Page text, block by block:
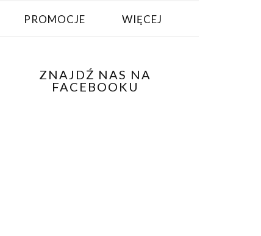
PROMOCJE WIĘCEJ
ZNAJDŹ NAS NA
FACEBOOKU